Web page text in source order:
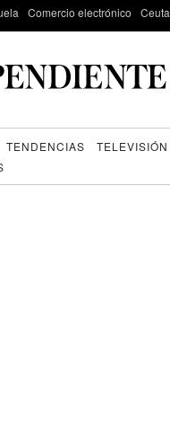
Comercio electrónico Ceuta
TENDENCIAS TELEVISIÓN